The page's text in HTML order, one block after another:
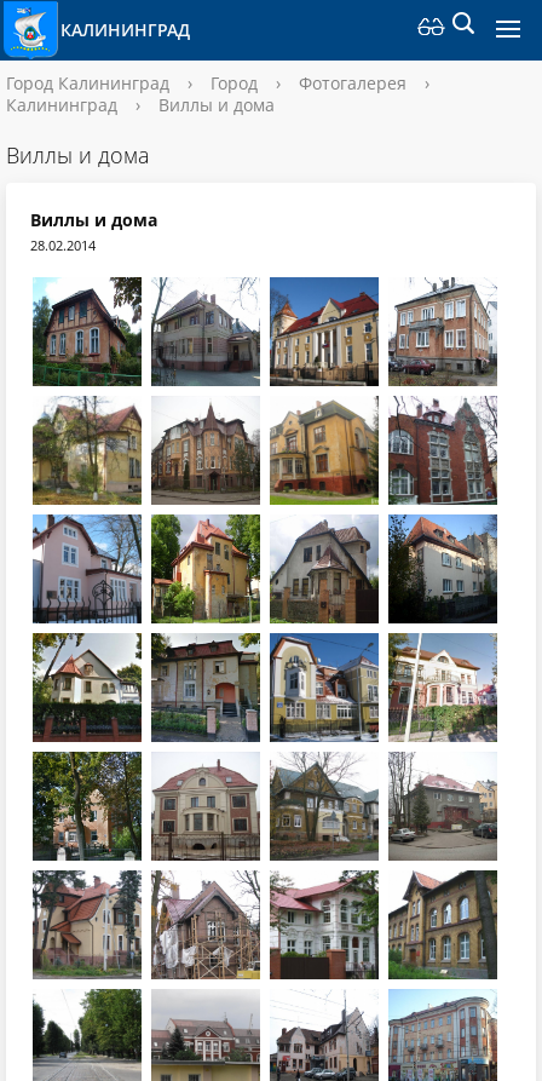
КАЛИНИНГРАД
Город Калининград › Город › Фотогалерея
›
Калининград
› Виллы и дома
Виллы и дома
Виллы и дома
28.02.2014